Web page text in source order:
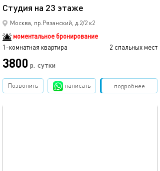
Студия на 23 этаже
Москва, пр.Рязанский, д.2/2 к2
моментальное бронирование
1-комнатная квартира
2 спальных мест
3800 р. сутки
подробнее
Позвонить написать Забронировать